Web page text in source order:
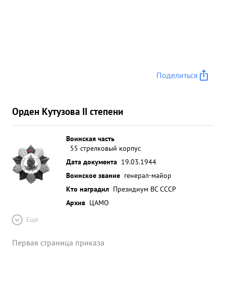
Поделиться
Орден Кутузова II степени
Воинская часть
55 стрелковый корпус
Дата документа 19.03.1944
Воинское звание генерал-майор
Кто наградил Президиум ВС СССР
Архив ЦАМО
Ещё
Первая страница приказа